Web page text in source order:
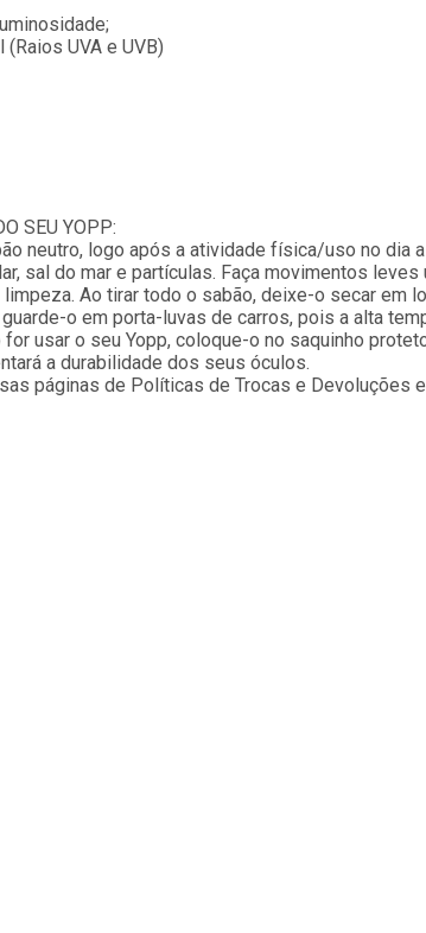
UVA e UVB)
SEU YOPP:
neutro, logo após a atividade física/uso no dia
sal do mar e partículas. Faça movimentos leves
Ao tirar todo o sabão, deixe-o secar em
o em porta-luvas de carros, pois a alta
usar o seu Yopp, coloque-o no saquinho
a durabilidade dos seus óculos.
páginas de Políticas de Trocas e Devoluções